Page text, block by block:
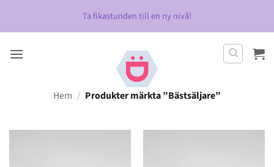
Ta fikastunden till en ny nivå!
Hem / Produkter märkta ”Bästsäljare”